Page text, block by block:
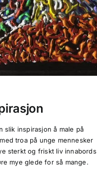
slik inspirasjon å male på
troa på unge mennesker
sterkt og friskt liv innabords
mye glede for så mange.